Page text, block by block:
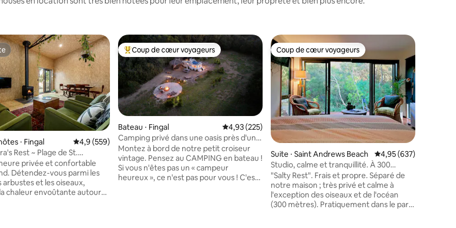
⋅ Fingal Évaluation moyenne sur la base de 559 commentaires : 4,9 sur 5
4,9 (559)
Rest ~ Plage de St.
privée et confortable
Détendez-vous parmi les
arbustes et les oiseaux,
chaleur envoûtante autour
Coups de cœur voyageurs les plus appréciés
Coup de cœur voyageurs
Bateau ⋅ Fingal Évaluation moyenne sur la base de 225 commentaires : 4,93 sur 5
4,93 (225)
Camping privé dans une oasis près d'une
source thermale
Montez à bord de notre petit croiseur
vintage. Pensez au CAMPING en bateau !
Si vous n'êtes pas un « campeur
heureux », ce n'est pas pour vous ! C'est
Coup de cœur voyageurs
Coup de cœur voyageurs
Suite ⋅ Saint Andrews Beach Évaluation moyenne
4,95 (637)
Studio, calme et tranquillité. À 300
mètres de l'océan
"Salty Rest". Frais et propre. Séparé de
notre maison ; très privé et calme à
l'exception des oiseaux et de l'océan
(300 mètres). Pratiquement dans le parc